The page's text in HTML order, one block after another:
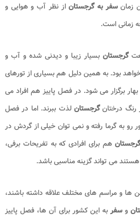
زمانسفر به گرجستاناز نظر آب و هوایی و
زمانی است.
گرجستان بسیار زیبا و دیدنی شده و آب و
بود. به همین دلیل هم بسیاری از تورهای
برگزار می شود. در فصل پاییز هم افراد می
رنگ درختانگرجستان لذت ببرند. اما در فصل
رو به گرما رفته و نمی توان خیلی از گردش در
هم برای افرادی که به تفریحات برفی،
می تواند گزینه مناسبی باشد.
ها و مراسم های مختلف علاقه داشته باشند،
و سفربه این کشور برای آن ها، فصل پاییز